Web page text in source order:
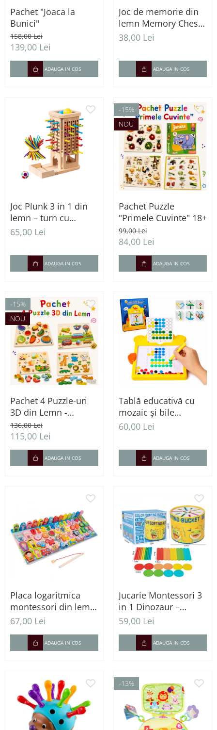
Pachet "Joaca la
Bunici"
158,00 Lei
139,00 Lei
ADAUGA IN COS
Joc de memorie din
lemn Memory Chess
- concentrare si
38,00 Lei
ADAUGA IN COS
Joc Plunk 3 in 1 din
lemn – turn cu
betisoare si bile
65,00 Lei
ADAUGA IN COS
-15%
NOU
Pachet Puzzle
"Primele Cuvinte" 18+
99,00 Lei
84,00 Lei
ADAUGA IN COS
-15%
NOU
Pachet 4 Puzzle-uri
3D din Lemn -
Animale, Insecte,
Vehicule, Legume
136,00 Lei
115,00 Lei
ADAUGA IN COS
Tablă educativă cu
mozaic și bile
magnetice – Joc de
coordonare
60,00 Lei
ADAUGA IN COS
Placa logaritmica
montessori din lemn
6 in 1
67,00 Lei
ADAUGA IN COS
Jucarie Montessori 3
in 1 Dinozaur –
sortare culori si
59,00 Lei
ADAUGA IN COS
-13%